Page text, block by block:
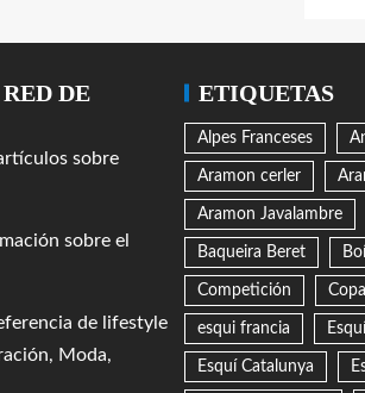
DE
sobre
sobre el
de lifestyle
Moda,
ETIQUETAS
Alpes Franceses
Aramon cerler
Aramon Javalambre
Baqueira Beret
Competición
esqui francia
Esquí Catalunya